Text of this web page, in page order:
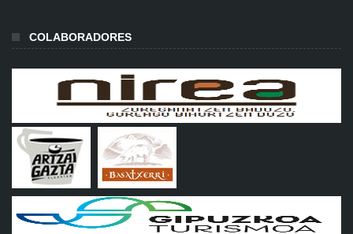
COLABORADORES